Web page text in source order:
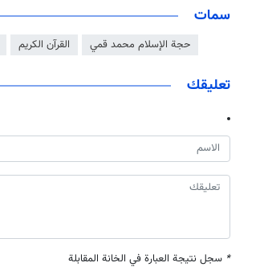
سمات
حجة الإسلام محمد قمي القرآن الكريم
تعليقك
* سجل نتيجة العبارة في الخانة المقابلة